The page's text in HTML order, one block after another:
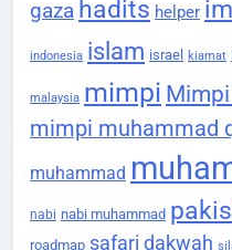
gaza hadits helper
indonesia islam israel kiamat
malaysia mimpi
mimpi muhammad
muhammad
nabi nabi muhammad
roadmap safari dakwah